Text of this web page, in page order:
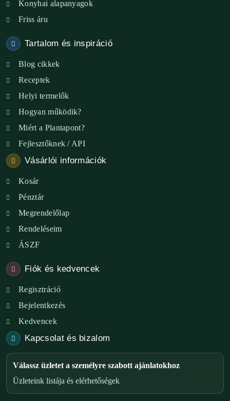
XXIII. ker. – Panelpék
Konyhai alapanyagok
Friss áru
Tartalom és inspiráció
Blog cikkek
Receptek
Helyi termelők
Hogyan működik?
Miért a Plantapont?
Fejlesztőknek / API
Vásárlói információk
Kosár
Pénztár
Megrendelőlap
Rendeléseim
ÁSZF
Fiók és kedvencek
Regisztráció
Bejelentkezés
Kedvencek
Kapcsolat és bizalom
Válassz üzletet a személyre szabott ajánlatokhoz
Üzleteink listája és elérhetőségek